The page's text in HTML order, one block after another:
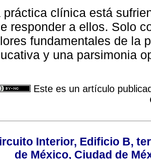
práctica clínica está
responder a ellos. Solo
fundamentales de la
y una parsimonia
Este es un artículo
Interior, Edificio B,
de México, Ciudad de